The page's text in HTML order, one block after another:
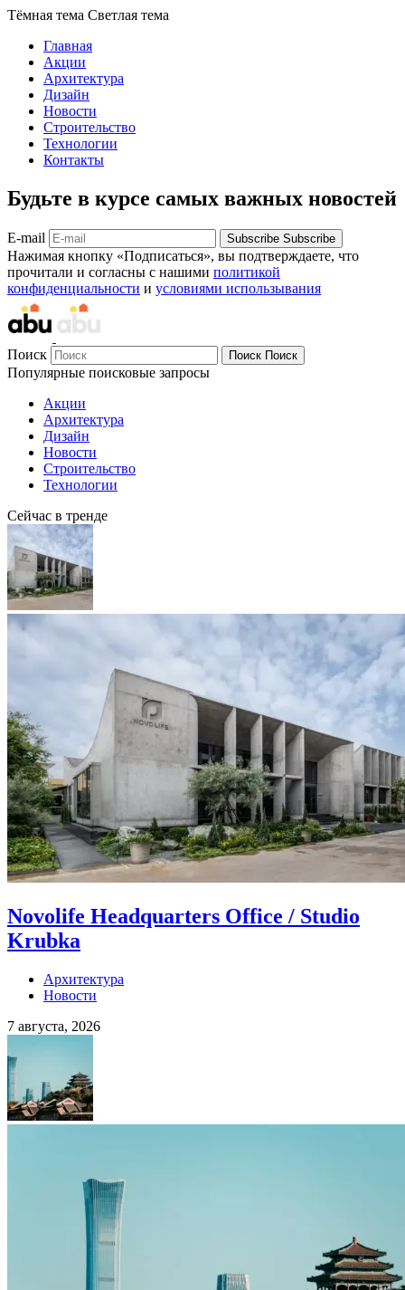
Тёмная тема Светлая тема
Главная
Акции
Архитектура
Дизайн
Новости
Строительство
Технологии
Контакты
Будьте в курсе самых важных новостей
E-mail Subscribe Subscribe
Нажимая кнопку «Подписаться», вы подтверждаете, что
прочитали и согласны с нашими политикой
конфиденциальности и условиями использывания
Поиск Поиск Поиск
Популярные поисковые запросы
Акции
Архитектура
Дизайн
Новости
Строительство
Технологии
Сейчас в тренде
Novolife Headquarters Office / Studio
Krubka
Архитектура
Новости
7 августа, 2026